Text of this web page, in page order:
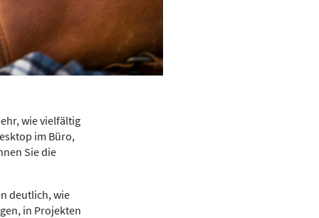
wie vielfältig
im Büro,
Sie die
deutlich, wie
in Projekten